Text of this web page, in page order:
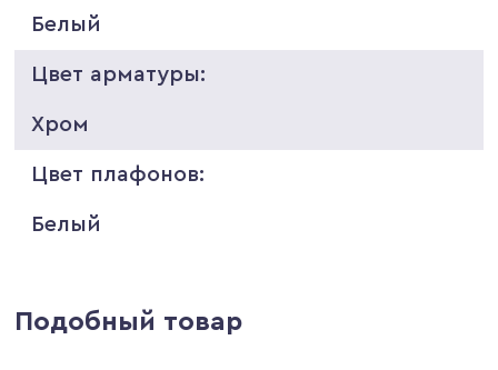
Белый
Цвет арматуры:
Хром
Цвет плафонов:
Белый
Подобный товар